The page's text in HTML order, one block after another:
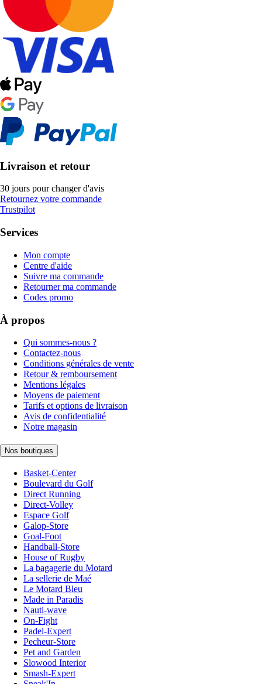
Livraison et retour
30 jours pour changer d'avis
Retournez votre commande
Trustpilot
Services
Mon compte
Centre d'aide
Suivre ma commande
Retourner ma commande
Codes promo
À propos
Qui sommes-nous ?
Contactez-nous
Conditions générales de vente
Retour & remboursement
Mentions légales
Moyens de paiement
Tarifs et options de livraison
Avis de confidentialité
Notre magasin
Nos boutiques
Basket-Center
Boulevard du Golf
Direct Running
Direct-Volley
Espace Golf
Galop-Store
Goal-Foot
Handball-Store
House of Rugby
La bagagerie du Motard
La sellerie de Maé
Le Motard Bleu
Made in Paradis
Nauti-wave
On-Fight
Padel-Expert
Pecheur-Store
Pet and Garden
Slowood Interior
Smash-Expert